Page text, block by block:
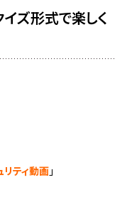
ズ形式で楽しく
リティ動画 」